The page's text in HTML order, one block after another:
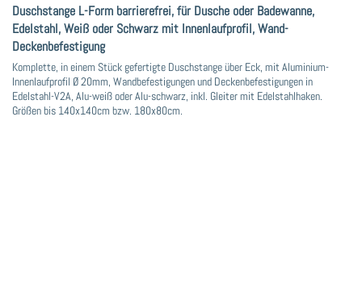
Duschstange L-Form barrierefrei, für Dusche oder Badewanne,
Edelstahl, Weiß oder Schwarz mit Innenlaufprofil, Wand-
Deckenbefestigung
Komplette, in einem Stück gefertigte Duschstange über Eck, mit Aluminium-
Innenlaufprofil Ø 20mm, Wandbefestigungen und Deckenbefestigungen in
Edelstahl-V2A, Alu-weiß oder Alu-schwarz, inkl. Gleiter mit Edelstahlhaken.
Größen bis 140x140cm bzw. 180x80cm.